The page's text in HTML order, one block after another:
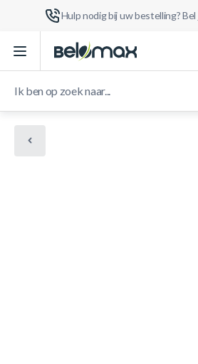
Hulp nodig bij uw bestelling? Bel
Ga naar de inhoud